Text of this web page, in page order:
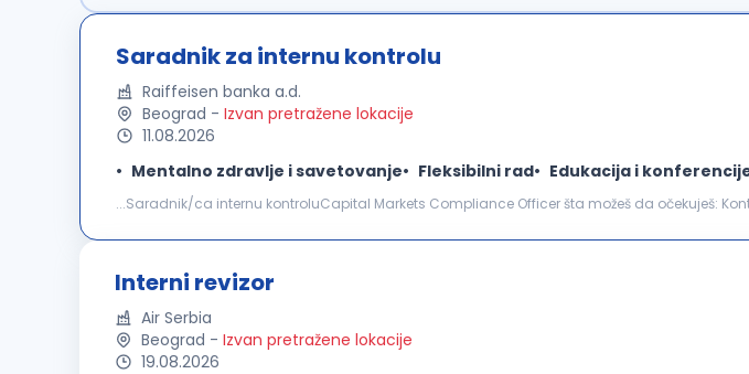
Saradnik za internu kontrolu
Raiffeisen banka a.d.
Beograd - Izvan pretražene lokacije
11.08.2026
Mentalno zdravlje i savetovanje
Fleksibilni rad Edukacija i
...Saradnik/ca internu kontroluCapital Markets Compliance Officer šta možeš da očekuješ: Kontrola usklađenosti poslovanja banke sa propisima, grupnim
Interni revizor
Air Serbia
Beograd - Izvan pretražene lokacije
19.08.2026